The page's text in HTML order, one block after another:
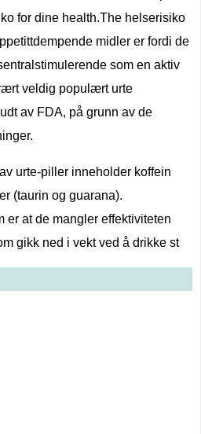
for dine health.The helserisiko
midler er fordi de
som en aktiv
veldig populært urte
av FDA, på grunn av de
urte-piller inneholder koffein
(taurin og guarana).
er at de mangler effektiviteten
gikk ned i vekt ved å drikke st